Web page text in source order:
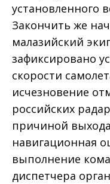
установленного
Закончить же
малазийский
зафиксировано
скорости
исчезновение
российских
причиной
навигационная
выполнение
диспетчера